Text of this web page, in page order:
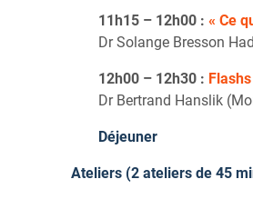
11h15 – 12h00 : « Ce
Dr Solange Bresson
12h00 – 12h30 :
Dr Bertrand Hanslik
Déjeuner
Ateliers (2 ateliers de 45